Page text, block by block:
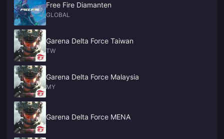
Free Fire Diamanten
GLOBAL
Garena Delta Force Taiwan
TW
Garena Delta Force Malaysia
MY
Garena Delta Force MENA